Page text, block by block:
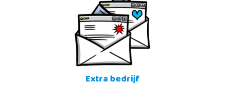
Extra bedrijf